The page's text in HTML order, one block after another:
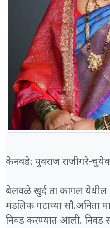
केनवडे: युवराज राजीगरे-
बेलवळे खुर्द ता कागल येथील
मंडलिक गटाच्या सौ.अनिता
निवड करण्यात आली. निवड